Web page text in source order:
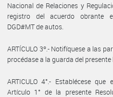
Nacional de Relaciones y
registro del acuerdo obrante
DGD#MT de autos.
ARTÍCULO 3º.- Notifíquese a las
procédase a la guarda del presente
ARTICULO 4°.- Establécese
Artículo 1° de la presente